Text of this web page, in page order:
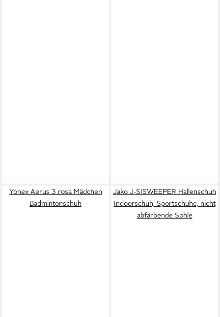
Yonex Aerus 3 rosa Mädchen
Badmintonschuh
Jako J-SISWEEPER Hallenschuh
Indoorschuh, Sportschuhe, nicht
abfärbende Sohle